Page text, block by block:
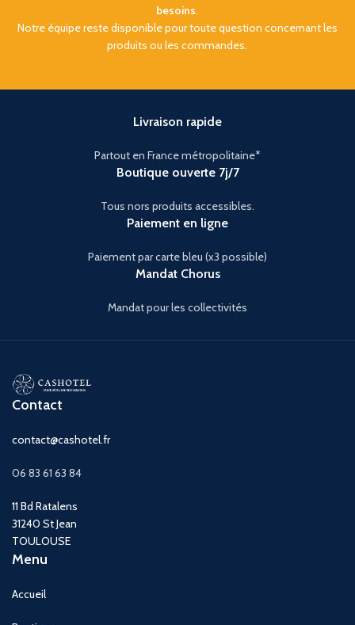
téléviseur mode hôtel
constitue une solution idéale
besoins.
Notre équipe reste disponible pour toute question concernant les
produits ou les commandes.
Livraison rapide
Partout en France métropolitaine*
Boutique ouverte 7j/7
Tous nors produits accessibles.
Paiement en ligne
Paiement par carte bleu (x3 possible)
Mandat Chorus
Mandat pour les collectivités
Contact
contact@cashotel.fr
06 83 61 63 84
11 Bd Ratalens
31240 St Jean
TOULOUSE
Menu
Accueil